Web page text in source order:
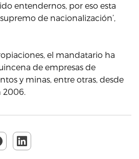
entendernos, por eso esta
de nacionalización’,
el mandatario ha
de empresas de
y minas, entre otras, desde
2006.